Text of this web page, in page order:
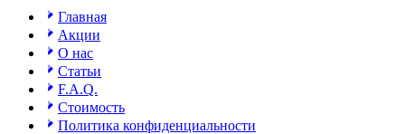
Главная
Акции
О нас
Статьи
F.A.Q.
Стоимость
Политика конфиденциальности